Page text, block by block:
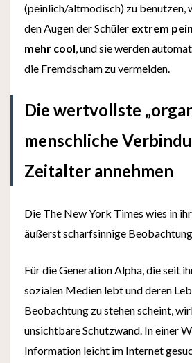
(peinlich/altmodisch) zu benutzen,
den Augen der Schüler extrem
mehr cool, und sie werden
die Fremdscham zu vermeiden.
Die wertvollste
menschliche
Zeitalter annehmen
Die The New York Times wies in
äußerst scharfsinnige
Für die Generation Alpha, die seit
sozialen Medien lebt und deren
Beobachtung zu stehen scheint,
unsichtbare Schutzwand. In einer
Information leicht im Internet